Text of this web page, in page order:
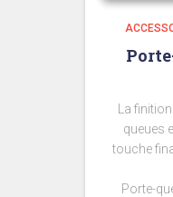
La
queues
touche
Porte-